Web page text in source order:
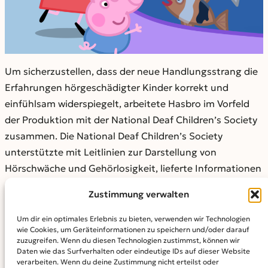
Zustimmung verwalten
Um dir ein optimales Erlebnis zu bieten, verwenden wir Technologien
wie Cookies, um Geräteinformationen zu speichern und/oder darauf
zuzugreifen. Wenn du diesen Technologien zustimmst, können wir
Daten wie das Surfverhalten oder eindeutige IDs auf dieser Website
verarbeiten. Wenn du deine Zustimmung nicht erteilst oder
Um sicherzustellen, dass der neue Handlungsstrang die
Erfahrungen hörgeschädigter Kinder korrekt und
einfühlsam widerspiegelt, arbeitete Hasbro im Vorfeld
der Produktion mit der National Deaf Children’s Society
zusammen. Die National Deaf Children’s Society
unterstützte mit Leitlinien zur Darstellung von
Hörschwäche und Gehörlosigkeit, lieferte Informationen
Behandlungsmöglichkeiten und Methoden zur
Unterstützung des Gehörs. Begleitet wurde die
Produktion außerdem von Camilla Arnold, einer
gehörlosen Produzentin und Drehbuchberaterin, die für
ihre Mitarbeit bei „See Hear” (BBC), „Chelsea Detectives“